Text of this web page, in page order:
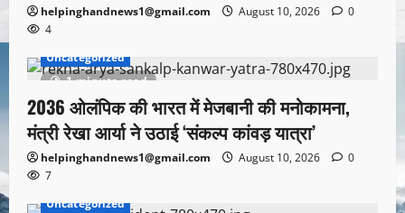
helpinghandnews1@gmail.com August 10, 2026
0
4
1 minute read
Uncategorized
2036 ओलंपिक की भारत में मेजबानी की मनोकामना,
मंत्री रेखा आर्या ने उठाई ‘संकल्प कांवड़ यात्रा’
helpinghandnews1@gmail.com August 10, 2026
0
7
Uncategorized